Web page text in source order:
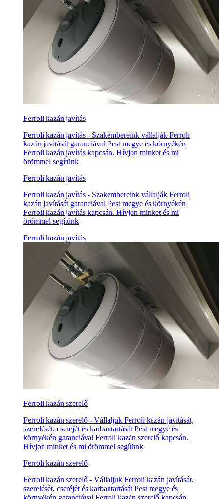
Ferroli kazán javítás
Ferroli kazán javítás - Szakembereink vállalják Ferroli
kazán javítását garanciával Pest megye és környékén
Ferroli kazán javítás kapcsán. Hívjon minket és mi
örömmel segítünk
Ferroli kazán javítás
Ferroli kazán javítás - Szakembereink vállalják Ferroli
kazán javítását garanciával Pest megye és környékén
Ferroli kazán javítás kapcsán. Hívjon minket és mi
örömmel segítünk
Ferroli kazán javítás
Ferroli kazán szerelő
Ferroli kazán szerelő - Vállaljuk Ferroli kazán javítását,
szerelését, cseréjét és karbantartását Pest megye és
környékén garanciával Ferroli kazán szerelő kapcsán.
Hívjon minket és mi örömmel segítünk
Ferroli kazán szerelő
Ferroli kazán szerelő - Vállaljuk Ferroli kazán javítását,
szerelését, cseréjét és karbantartását Pest megye és